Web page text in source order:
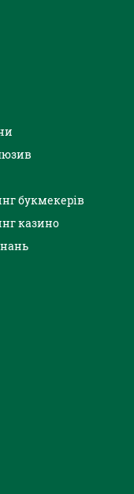
букмекерів
казино